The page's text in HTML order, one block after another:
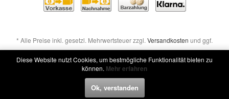
* Alle Preise inkl. gesetzl. Mehrwertsteuer zzgl. Versandkosten und ggf.
Nachnahmegebühren, wenn nicht anders beschrieben
Widerruf erklären
Diese Website nutzt Cookies, um bestmögliche Funktionalität bieten zu
können. Mehr erfahren
Ok, verstanden